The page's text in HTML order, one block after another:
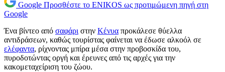
Google Προσθέστε το ENIKOS ως προτιμώμενη πηγή στη
Google
Ένα βίντεο από σαφάρι στην Κένυα προκάλεσε θύελλα
αντιδράσεων, καθώς τουρίστας φαίνεται να έδωσε αλκοόλ σε
ελέφαντα, ρίχνοντας μπίρα μέσα στην προβοσκίδα του,
πυροδοτώντας οργή και έρευνες από τις αρχές για την
κακομεταχείριση του ζώου.